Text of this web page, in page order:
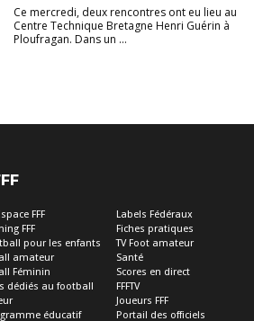
Ce mercredi, deux rencontres ont eu lieu au
Centre Technique Bretagne Henri Guérin à
Ploufragan. Dans un ...
FFF
FFF
pour les enfants
amateur
Féminin
dédiés au football
éducatif
Labels Fédéraux
Fiches pratiques
TV Foot amateur
Santé
Scores en direct
FFFTV
Joueurs FFF
Portail des officiels